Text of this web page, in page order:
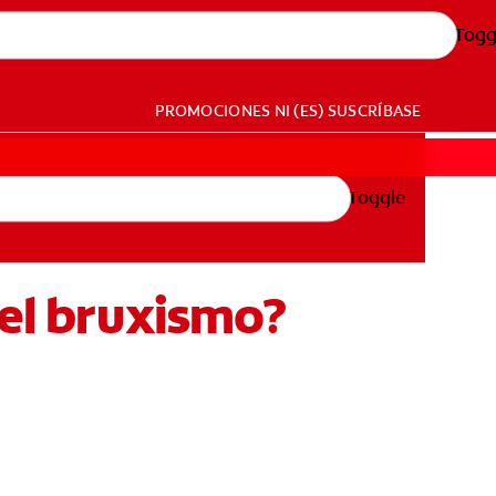
PROMOCIONES NI (ES) SUSCRÍBASE
Toggle
bruxismo?